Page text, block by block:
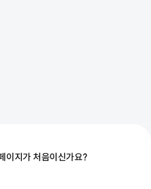
이지가 처음이신가요?